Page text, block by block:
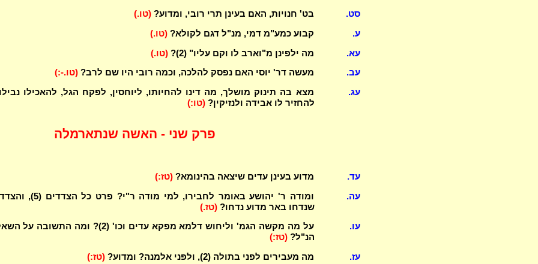
סט. בט' חנויות, האם בעינן תרי רובי, ומדוע?(טו.)
ע. קבוע כמע"מ דמי, מנ"ל דגם לקולא?(טו.)
עא. מה ילפינן מ"וארב לו וקם עליו" (2)? (טו.)
עב. מעשה דר' יוסי האם נפסק להלכה, וכמה רובי היו שם לרב?(טו.-:)
עג.
מצא בה תינוק מושלך, מה דינו להחיותו, ליוחסין, לפקח הגל, להאכילו
להחזיר לו אבידה ולנזיקין? (טו:)
פרק שני - האשה שנתארמלה
עד. מדוע בעינן עדים שיצאה בהינומא?(טז:)
עה.
ומודה ר' יהושע באומר לחבירו, למי מודה ר"י? פרט כל
שנדחו באר מדוע נדחו? (טז.)
עו.
על מה מקשה הגמ' וליחוש דלמא מפקא עדים וכו' (2)? ומה התשובה
הנ"ל? (טז:)
עז. מה מעבירים לפני בתולה (2), ולפני אלמנה? ומדוע? (טז:)